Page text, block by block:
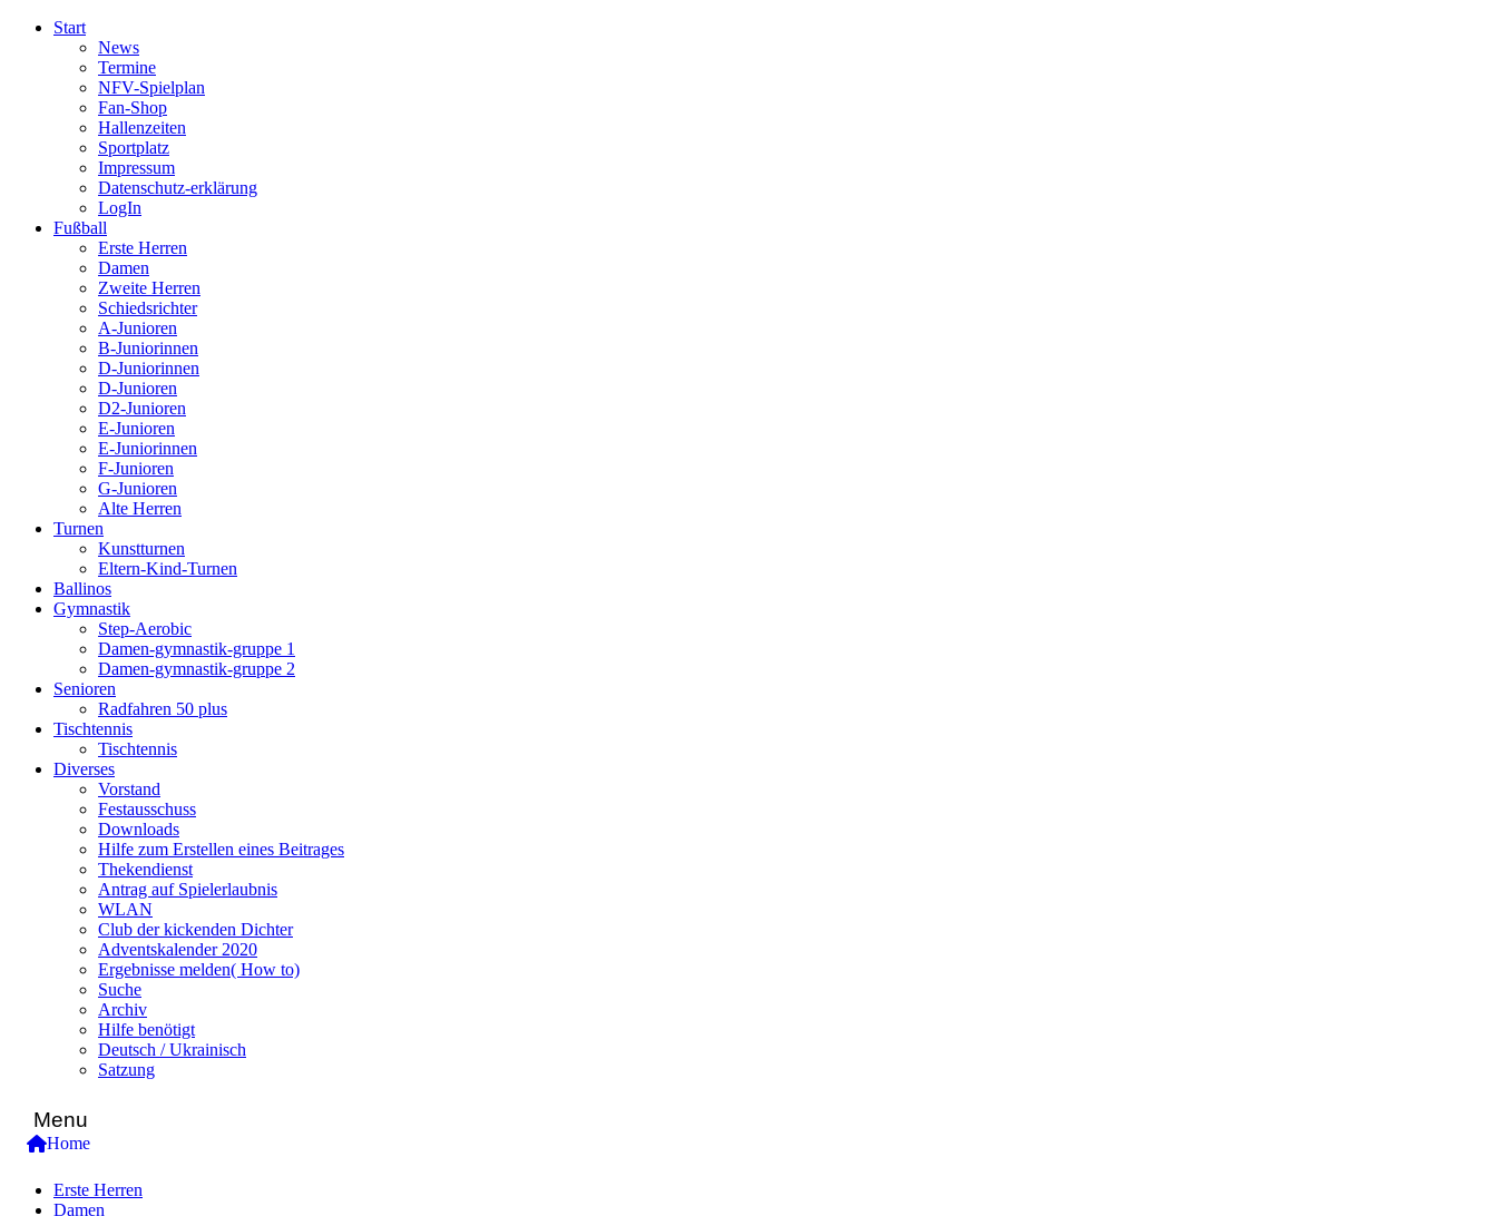
Start
News
Termine
NFV-Spielplan
Fan-Shop
Hallenzeiten
Sportplatz
Impressum
Datenschutz-erklärung
LogIn
Fußball
Erste Herren
Damen
Zweite Herren
Schiedsrichter
A-Junioren
B-Juniorinnen
D-Juniorinnen
D-Junioren
D2-Junioren
E-Junioren
E-Juniorinnen
F-Junioren
G-Junioren
Alte Herren
Turnen
Kunstturnen
Eltern-Kind-Turnen
Ballinos
Gymnastik
Step-Aerobic
Damen-gymnastik-gruppe 1
Damen-gymnastik-gruppe 2
Senioren
Radfahren 50 plus
Tischtennis
Tischtennis
Diverses
Vorstand
Festausschuss
Downloads
Hilfe zum Erstellen eines Beitrages
Thekendienst
Antrag auf Spielerlaubnis
WLAN
Club der kickenden Dichter
Adventskalender 2020
Ergebnisse melden( How to)
Suche
Archiv
Hilfe benötigt
Deutsch / Ukrainisch
Satzung
Menu
Home
Erste Herren
Damen